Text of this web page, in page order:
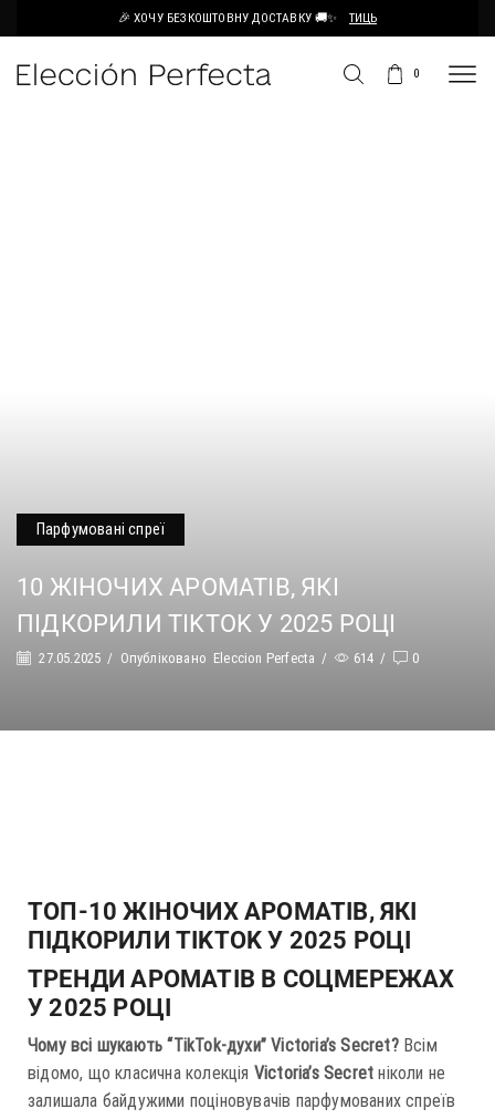
🎉 ХОЧУ БЕЗКОШТОВНУ ДОСТАВКУ 🚚✨ ТИЦЬ
0
Парфумовані спреї
10 ЖІНОЧИХ АРОМАТІВ, ЯКІ
ПІДКОРИЛИ TIKTOK У 2025 РОЦІ
27.05.2025 / Опубліковано Eleccion Perfecta / 614 / 0
ТОП-10 ЖІНОЧИХ АРОМАТІВ, ЯКІ
ПІДКОРИЛИ TIKTOK У 2025 РОЦІ
ТРЕНДИ АРОМАТІВ В СОЦМЕРЕЖАХ
У 2025 РОЦІ
Чому всі шукають “TikTok-духи” Victoria’s Secret?Всім
відомо, що класична колекція Victoria’s Secret ніколи не
залишала байдужими поціновувачів парфумованих спреїв